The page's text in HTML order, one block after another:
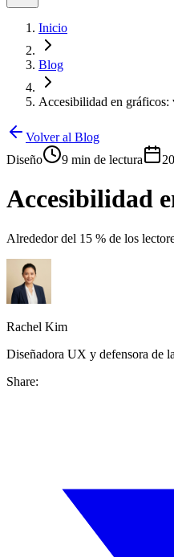
Inicio
Blog
Accesibilidad en gráficos:
Volver al Blog
Diseño
9 min de lectura
Accesibilidad
Alrededor del 15 % de los
Rachel Kim
Diseñadora UX y defensora de
Share: